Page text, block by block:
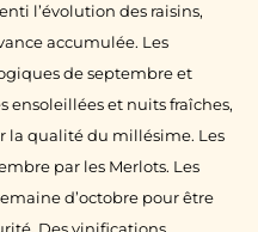
l’évolution des raisins,
accumulée. Les
de septembre et
ensoleillées et nuits fraîches,
la qualité du millésime. Les
par les Merlots. Les
d’octobre pour être